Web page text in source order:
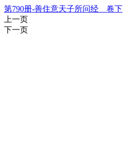
第790册-善住意天子所问经 卷下
上一页
下一页